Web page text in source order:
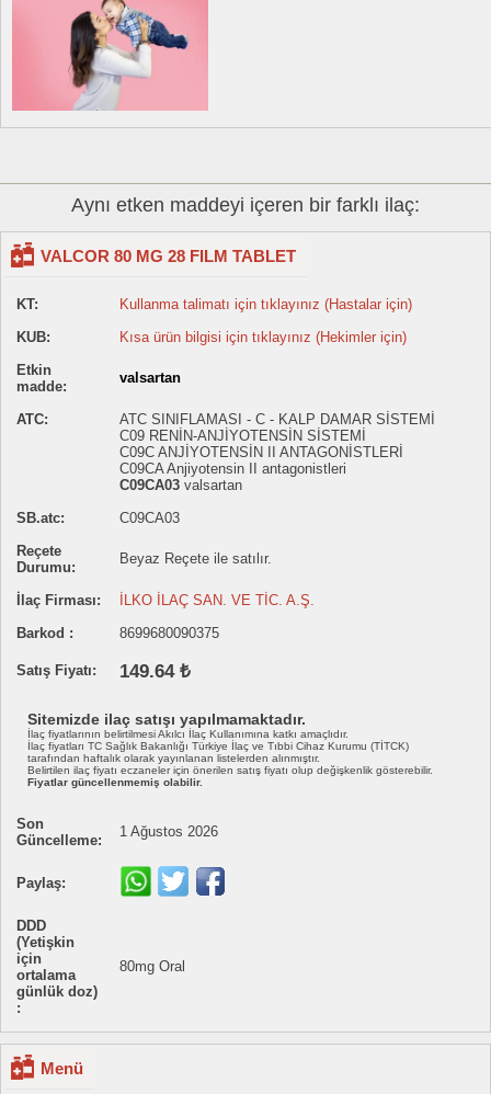
Aynı etken maddeyi içeren bir farklı ilaç:
VALCOR 80 MG 28 FILM TABLET
KT:
Kullanma talimatı için tıklayınız (Hastalar için)
KUB:
Kısa ürün bilgisi için tıklayınız (Hekimler için)
Etkin
madde:
valsartan
ATC:
ATC SINIFLAMASI - C - KALP DAMAR SİSTEMİ
C09 RENİN-ANJİYOTENSİN SİSTEMİ
C09C ANJİYOTENSİN II ANTAGONİSTLERİ
C09CA Anjiyotensin II antagonistleri
C09CA03 valsartan
SB.atc:
C09CA03
Reçete
Durumu:
Beyaz Reçete ile satılır.
İlaç Firması:
İLKO İLAÇ SAN. VE TİC. A.Ş.
Barkod :
8699680090375
Satış Fiyatı: 149.64 ₺
Sitemizde ilaç satışı yapılmamaktadır.
İlaç fiyatlarının belirtilmesi Akılcı İlaç Kullanımına katkı amaçlıdır.
İlaç fiyatları TC Sağlık Bakanlığı Türkiye İlaç ve Tıbbi Cihaz Kurumu (TİTCK)
tarafından haftalık olarak yayınlanan listelerden alınmıştır.
Belirtilen ilaç fiyatı eczaneler için önerilen satış fiyatı olup değişkenlik gösterebilir.
Fiyatlar güncellenmemiş olabilir.
Son
Güncelleme:
1 Ağustos 2026
Paylaş:
DDD
(Yetişkin
için
ortalama
günlük doz)
:
80mg Oral
Menü